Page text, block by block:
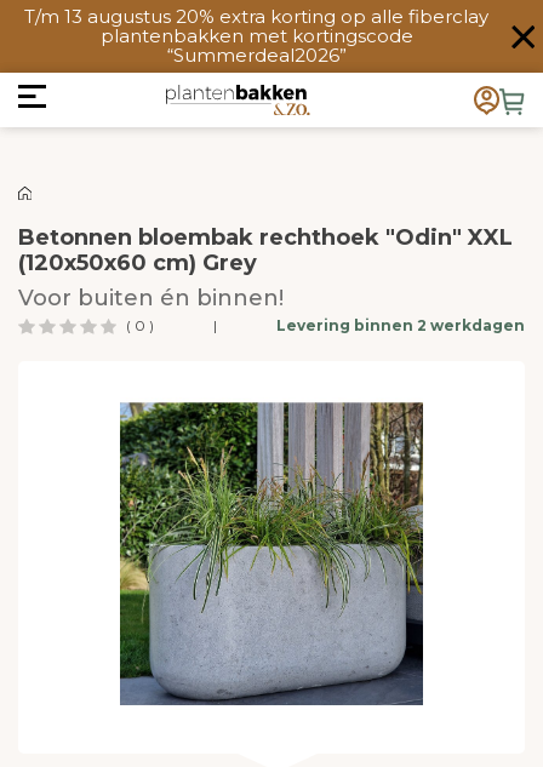
T/m 13 augustus 20% extra korting op alle fiberclay
plantenbakken met kortingscode
“Summerdeal2026”
Betonnen bloembak rechthoek "Odin" XXL
(120x50x60 cm) Grey
Voor buiten én binnen!
( 0 ) | Levering binnen 2 werkdagen